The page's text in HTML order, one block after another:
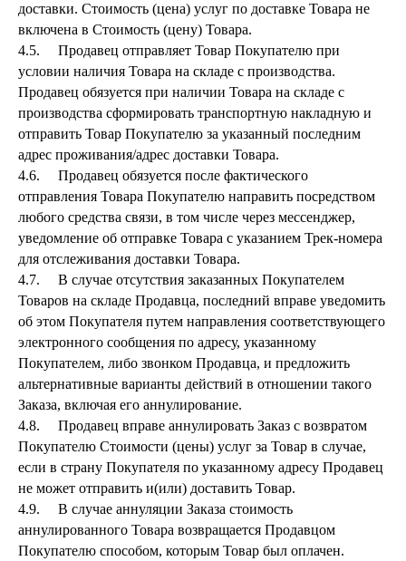
доставки. Стоимость (цена) услуг по доставке Товара не
включена в Стоимость (цену) Товара.
4.5. Продавец отправляет Товар Покупателю при
условии наличия Товара на складе с производства.
Продавец обязуется при наличии Товара на складе с
производства сформировать транспортную накладную и
отправить Товар Покупателю за указанный последним
адрес проживания/адрес доставки Товара.
4.6. Продавец обязуется после фактического
отправления Товара Покупателю направить посредством
любого средства связи, в том числе через мессенджер,
уведомление об отправке Товара с указанием Трек-номера
для отслеживания доставки Товара.
4.7. В случае отсутствия заказанных Покупателем
Товаров на складе Продавца, последний вправе уведомить
об этом Покупателя путем направления соответствующего
электронного сообщения по адресу, указанному
Покупателем, либо звонком Продавца, и предложить
альтернативные варианты действий в отношении такого
Заказа, включая его аннулирование.
4.8. Продавец вправе аннулировать Заказ с возвратом
Покупателю Стоимости (цены) услуг за Товар в случае,
если в страну Покупателя по указанному адресу Продавец
не может отправить и(или) доставить Товар.
4.9. В случае аннуляции Заказа стоимость
аннулированного Товара возвращается Продавцом
Покупателю способом, которым Товар был оплачен.